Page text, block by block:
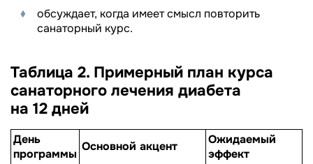
обсуждает, когда имеет смысл повторить
санаторный курс.
Таблица 2. Примерный план курса
санаторного лечения диабета
на 12 дней
День
программы
Основной акцент
Ожидаемый
эффект